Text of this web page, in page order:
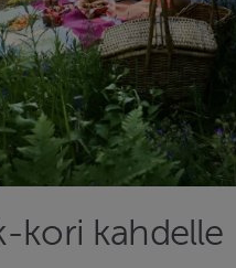
kori kahdelle